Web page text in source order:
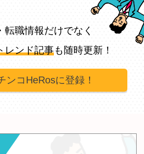
転職情報だけでなく
レンド記事も随時更新！
ンコHeRosに登録！